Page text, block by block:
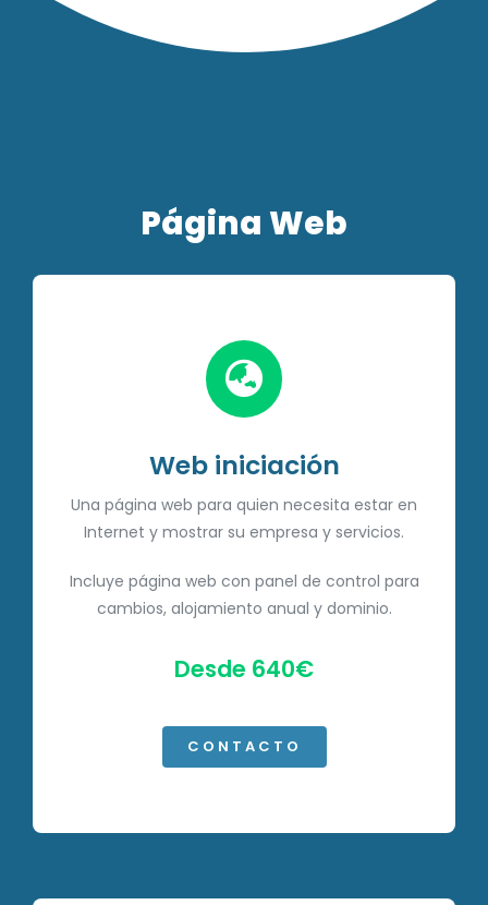
Página Web
Web iniciación
Una página web para quien necesita estar en
Internet y mostrar su empresa y servicios.
Incluye página web con panel de control para
cambios, alojamiento anual y dominio.
Desde 640€
CONTACTO